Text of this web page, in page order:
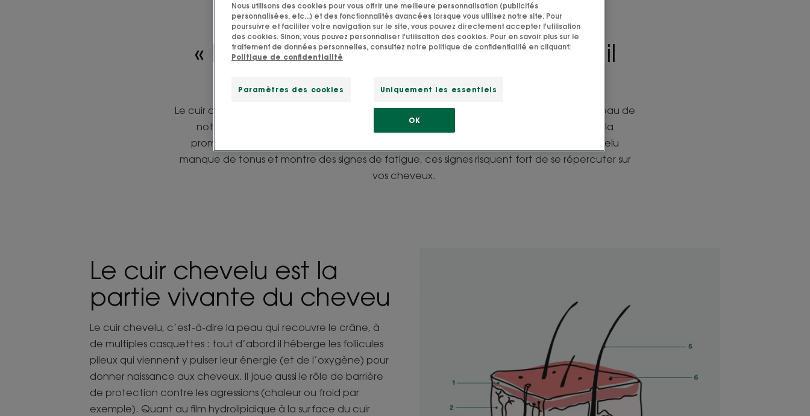
« Le cuir chevelu c’est de la peau, il
faut en prendre soin »
Le cuir chevelu, c’est de la peau, sur la tête. Il a besoin des mêmes soins que ceux de la peau de
notre visage ou notre corps, mais il a aussi ses propres besoins. Un cuir chevelu sain est la
promesse de cheveux forts, brillants et en bonne santé. Au contraire, si votre cuir chevelu
manque de tonus et montre des signes de fatigue, ces signes risquent fort de se répercuter sur
vos cheveux.
Le cuir chevelu est la
partie vivante du cheveu
Le cuir chevelu, c’est-à-dire la peau qui recouvre le crâne, à
de multiples casquettes : tout d’abord il héberge les follicules
pileux qui viennent y puiser leur énergie (et de l’oxygène) pour
donner naissance aux cheveux. Il joue aussi le rôle de barrière
de protection contre les agressions (chaleur ou froid par
exemple). Quant au film hydrolipidique à la surface du cuir
Nous utilisons des cookies pour vous offrir une meilleure personnalisation (publicités
personnalisées, etc...) et des fonctionnalités avancées lorsque vous utilisez notre site. Pour
poursuivre et faciliter votre navigation sur le site, vous pouvez directement accepter l'utilisation
des cookies. Sinon, vous pouvez personnaliser l'utilisation des cookies. Pour en savoir plus sur le
traitement de données personnelles, consultez notre politique de confidentialité en cliquant:
Politique de confidentialité
Paramètres des cookies Uniquement les essentiels
OK